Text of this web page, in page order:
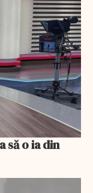
să o ia din